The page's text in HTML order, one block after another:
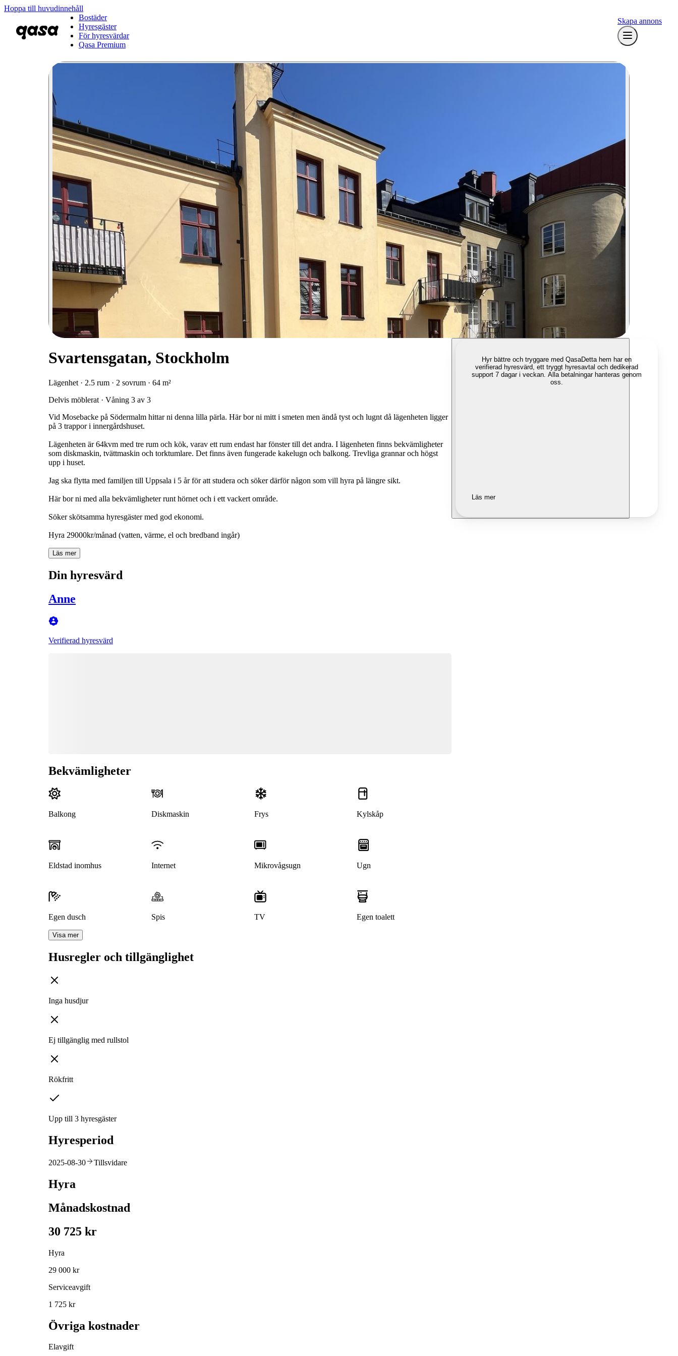
Hoppa till huvudinnehåll
Bostäder
Hyresgäster
För hyresvärdar
Qasa Premium
Skapa annons
Svartensgatan, Stockholm
Lägenhet · 2.5 rum · 2 sovrum · 64 m²
Delvis möblerat · Våning 3 av 3
Vid Mosebacke på Södermalm hittar ni denna lilla pärla. Här bor ni mitt i smeten men ändå tyst och lugnt då lägenheten ligger
på 3 trappor i innergårdshuset.
Lägenheten är 64kvm med tre rum och kök, varav ett rum endast har fönster till det andra. I lägenheten finns bekvämligheter
som diskmaskin, tvättmaskin och torktumlare. Det finns även fungerade kakelugn och balkong. Trevliga grannar och högst
upp i huset.
Jag ska flytta med familjen till Uppsala i 5 år för att studera och söker därför någon som vill hyra på längre sikt.
Här bor ni med alla bekvämligheter runt hörnet och i ett vackert område.
Söker skötsamma hyresgäster med god ekonomi.
Läs mer
Din hyresvärd
Anne
Verifierad hyresvärd
Bekvämligheter
Balkong Diskmaskin Frys Kylskåp
Eldstad inomhus Internet Mikrovågsugn Ugn
Egen dusch Spis TV Egen toalett
Visa mer
Husregler och tillgänglighet
Inga husdjur
Ej tillgänglig med rullstol
Rökfritt
Upp till 3 hyresgäster
Hyresperiod
2025-08-30 Tillsvidare
Hyra
Månadskostnad
30 725 kr
Hyra
29 000 kr
Serviceavgift
1 725 kr
Övriga kostnader
Elavgift
Hyr bättre och tryggare med QasaDetta hem har en
verifierad hyresvärd, ett tryggt hyresavtal och dedikerad
support 7 dagar i veckan. Alla betalningar hanteras genom
oss.
Läs mer